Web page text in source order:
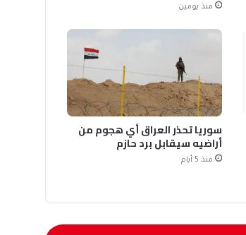
منذ يومين
سوريا تحذر العراق أي هجوم من
أراضيه سيقابل برد حازم
منذ 5 أيام